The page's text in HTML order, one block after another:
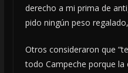
derecho a mi prima de
pido ningún peso
Otros consideraron que
todo Campeche porque la